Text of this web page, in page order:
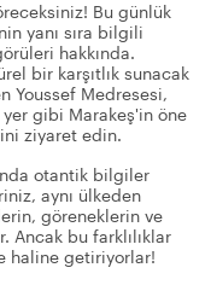
Bu günlük
yanı sıra bilgili
hakkında.
bir karşıtlık sunacak
Youssef Medresesi,
yer gibi Marakeş'in öne
ziyaret edin.
otantik bilgiler
aynı ülkeden
göreneklerin ve
Ancak bu farklılıklar
haline getiriyorlar!